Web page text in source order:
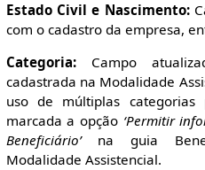
Estado Civil e Nascimento:
com o cadastro da empresa,
Categoria:Campo
cadastrada na Modalidade
uso de múltiplas
marcada a opção ‘Permitir
Beneficiário’na guia
Modalidade Assistencial.